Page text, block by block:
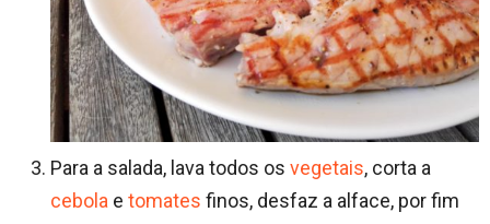
Para a salada, lava todos os vegetais, corta a
cebola e tomates finos, desfaz a alface, por fim